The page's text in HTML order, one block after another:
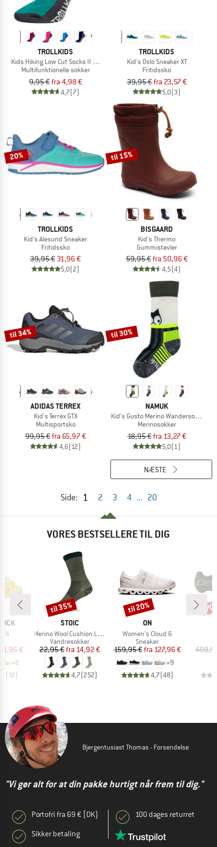
TROLLKIDS
Kids Hiking Low Cut Socks II 2-Pack
Multifunktionelle sokker
9,95 €fra 4,98 €
4,7(7)
TROLLKIDS
Kid's Oslo Sneaker XT
Fritidssko
39,95 €fra 23,57 €
5,0(3)
20%
TROLLKIDS
Kid's Alesund Sneaker
Fritidssko
39,95 € 31,96 €
5,0(2)
til 15%
BISGAARD
Kid's Thermo
Gummistøvler
59,95 €fra 50,96 €
4,5(4)
til 34%
ADIDAS TERREX
Kid's Terrex GTX
Multisportsko
99,95 €fra 65,97 €
4,6(12)
til 30%
NAMUK
Kid's Gusto Merino Wandersocken
Merinosokker
18,95 €fra 13,27 €
5,0(1)
Side: 1 2 3 4 ... 20
NÆSTE
VORES BESTSELLERE TIL DIG
pris
€
+8
( 19)
MÆRKE
STOIC
Artikel
Merino Wool Cushion Light Socks
Produktgruppe
Vandresokker
Pris
22,95 € Nedsat pris
fra 14,92 €
4,7(252)
Rabat
til 35%
MÆRKE
ON
Artikel
Women's Cloud 6
Produktgruppe
Sneaker
Pris
159,95 € Nedsat pris
fra 127,96 €
+9
4,7(48)
Rabat
til 20%
Bjergentusiast Thomas - Forsendelse
"Vi gør alt for at din pakke hurtigt når frem til dig."
Portofri fra 69 € (DK)
Sikker betaling
100 dages returret